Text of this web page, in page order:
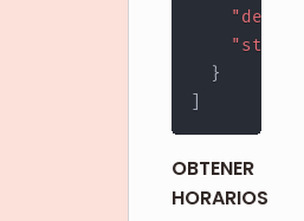
}
OBTENER
HORARIOS